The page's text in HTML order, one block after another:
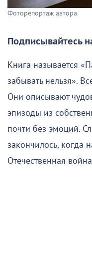
Фоторепортаж автора
Подписывайтесь
Книга называется
забывать нельзя».
Они описывают
эпизоды из
почти без эмоций.
закончилось, когда
Отечественная